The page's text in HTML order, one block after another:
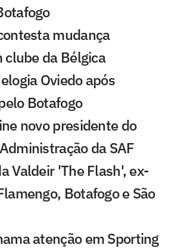
mudança
clube da Bélgica
Oviedo após
Botafogo
novo presidente do
da SAF
Valdeir 'The Flash', ex-
Botafogo e São
atenção em Sporting